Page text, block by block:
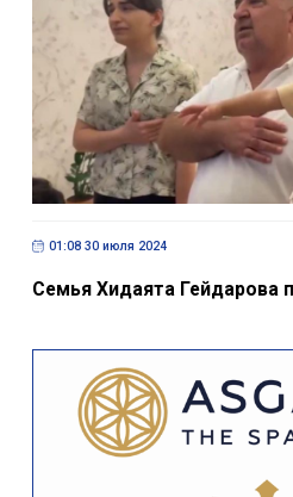
01:08 30 июля 2024
Семья Хидаята Гейдарова